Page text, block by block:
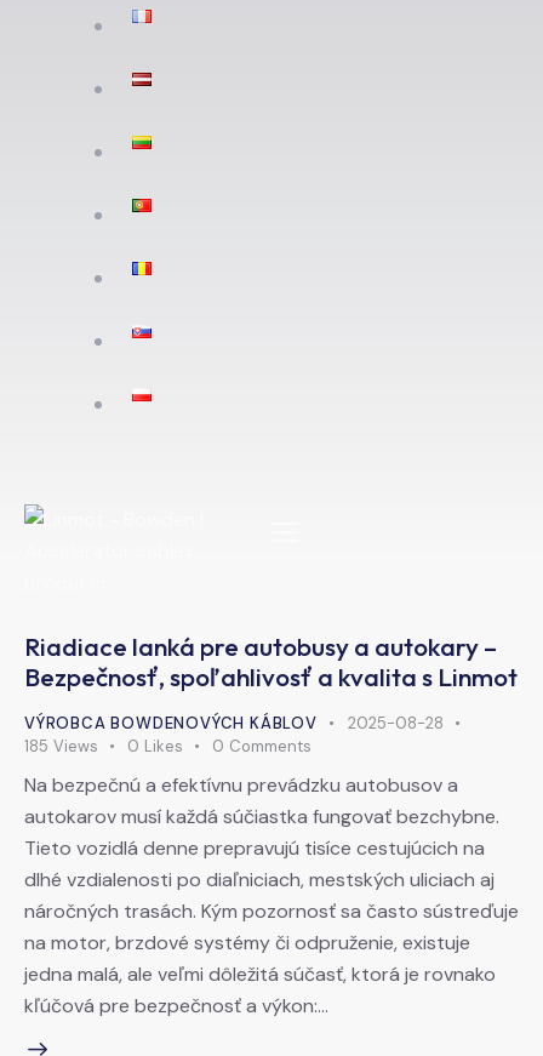
Riadiace lanká pre autobusy a autokary –
Bezpečnosť, spoľahlivosť a kvalita s Linmot
VÝROBCA BOWDENOVÝCH KÁBLOV
2025-08-28
185 Views 0 Likes 0 Comments
Na bezpečnú a efektívnu prevádzku autobusov a
autokarov musí každá súčiastka fungovať bezchybne.
Tieto vozidlá denne prepravujú tisíce cestujúcich na
dlhé vzdialenosti po diaľniciach, mestských uliciach aj
náročných trasách. Kým pozornosť sa často sústreďuje
na motor, brzdové systémy či odpruženie, existuje
jedna malá, ale veľmi dôležitá súčasť, ktorá je rovnako
kľúčová pre bezpečnosť a výkon:…